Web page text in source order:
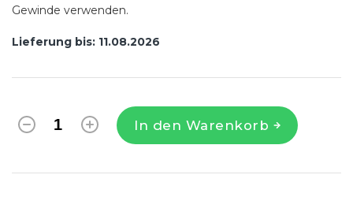
Lieferung bis: 11.08.2026
In den Warenkorb
Gewinde verwenden.